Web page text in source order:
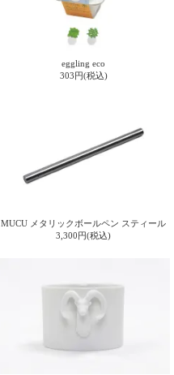
eggling eco
303円(税込)
MUCU メタリックボールペン スティール
3,300円(税込)